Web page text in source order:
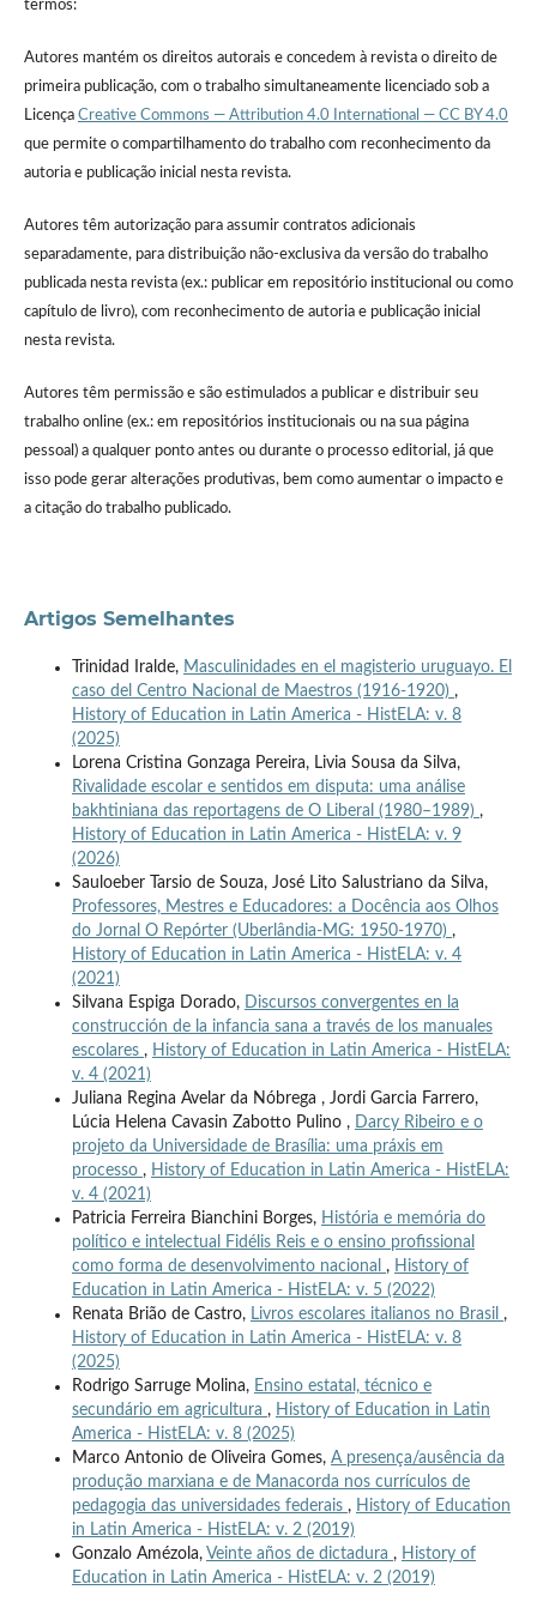
termos:
Autores mantém os direitos autorais e concedem à revista o direito de
primeira publicação, com o trabalho simultaneamente licenciado sob a
Licença Creative Commons — Attribution 4.0 International — CC BY 4.0
que permite o compartilhamento do trabalho com reconhecimento da
autoria e publicação inicial nesta revista.
Autores têm autorização para assumir contratos adicionais
separadamente, para distribuição não-exclusiva da versão do trabalho
publicada nesta revista (ex.: publicar em repositório institucional ou como
capítulo de livro), com reconhecimento de autoria e publicação inicial
nesta revista.
Autores têm permissão e são estimulados a publicar e distribuir seu
trabalho online (ex.: em repositórios institucionais ou na sua página
pessoal) a qualquer ponto antes ou durante o processo editorial, já que
isso pode gerar alterações produtivas, bem como aumentar o impacto e
a citação do trabalho publicado.
Artigos Semelhantes
Trinidad Iralde, Masculinidades en el magisterio uruguayo. El
caso del Centro Nacional de Maestros (1916-1920) ,
History of Education in Latin America - HistELA: v. 8
(2025)
Lorena Cristina Gonzaga Pereira, Livia Sousa da Silva,
Rivalidade escolar e sentidos em disputa: uma análise
bakhtiniana das reportagens de O Liberal (1980–1989) ,
History of Education in Latin America - HistELA: v. 9
(2026)
Sauloeber Tarsio de Souza, José Lito Salustriano da Silva,
Professores, Mestres e Educadores: a Docência aos Olhos
do Jornal O Repórter (Uberlândia-MG: 1950-1970) ,
History of Education in Latin America - HistELA: v. 4
(2021)
Silvana Espiga Dorado, Discursos convergentes en la
construcción de la infancia sana a través de los manuales
escolares , History of Education in Latin America - HistELA:
v. 4 (2021)
Juliana Regina Avelar da Nóbrega , Jordi Garcia Farrero,
Lúcia Helena Cavasin Zabotto Pulino , Darcy Ribeiro e o
projeto da Universidade de Brasília: uma práxis em
processo , History of Education in Latin America - HistELA:
v. 4 (2021)
Patricia Ferreira Bianchini Borges, História e memória do
político e intelectual Fidélis Reis e o ensino profissional
como forma de desenvolvimento nacional , History of
Education in Latin America - HistELA: v. 5 (2022)
Renata Brião de Castro, Livros escolares italianos no Brasil ,
History of Education in Latin America - HistELA: v. 8
(2025)
Rodrigo Sarruge Molina, Ensino estatal, técnico e
secundário em agricultura , History of Education in Latin
America - HistELA: v. 8 (2025)
Marco Antonio de Oliveira Gomes, A presença/ausência da
produção marxiana e de Manacorda nos currículos de
pedagogia das universidades federais , History of Education
in Latin America - HistELA: v. 2 (2019)
Gonzalo Amézola, Veinte años de dictadura , History of
Education in Latin America - HistELA: v. 2 (2019)